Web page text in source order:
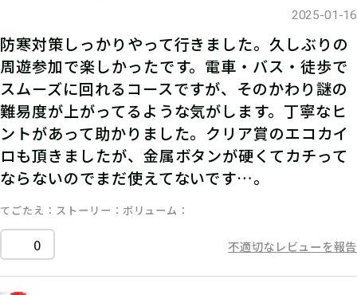
2025-01-16
防寒対策しっかりやって行きました。久しぶりの
周遊参加で楽しかったです。電車・バス・徒歩で
スムーズに回れるコースですが、そのかわり謎の
難易度が上がってるような気がします。丁寧なヒ
ントがあって助かりました。クリア賞のエコカイ
ロも頂きましたが、金属ボタンが硬くてカチって
ならないのでまだ使えてないです…。
てごたえ ストーリー ボリューム
0 不適切なレビューを報告